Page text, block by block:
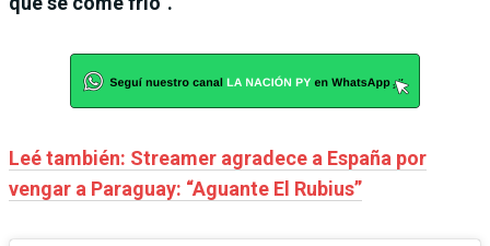
Leé también: Streamer agradece a España por
vengar a Paraguay: “Aguante El Rubius”